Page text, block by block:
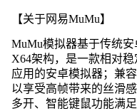
【关于网易MuMu】
MuMu模拟器基于传统安
X64架构，是一款相对
应用的安卓模拟器；兼
以享受高帧带来的丝滑
多开、智能键鼠功能满